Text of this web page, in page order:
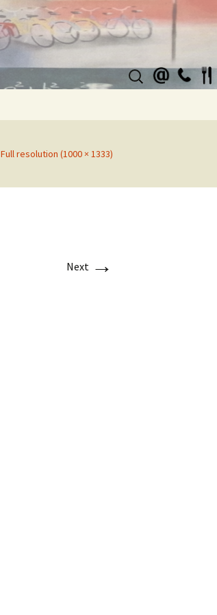
Suchen
nach:
Full resolution (1000 × 1333)
Next →